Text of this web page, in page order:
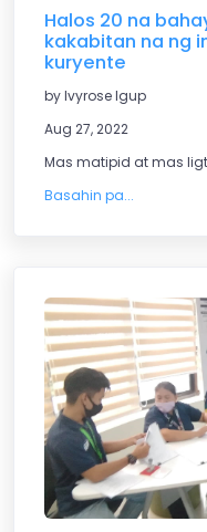
Halos 20 na
kakabitan na ng
kuryente
by Ivyrose Igup
Aug 27, 2022
Mas matipid at mas
Basahin pa...